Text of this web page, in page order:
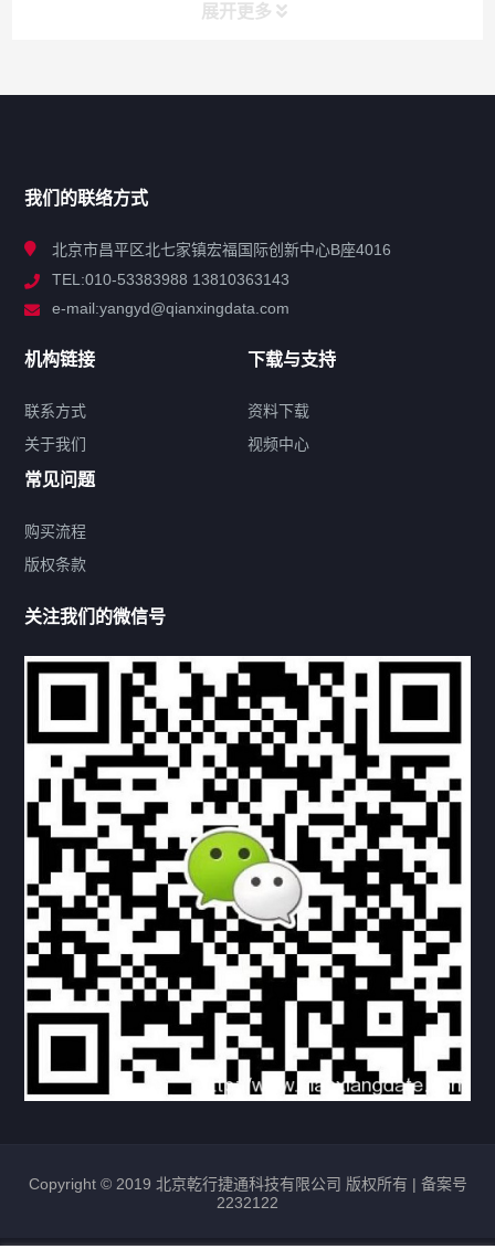
展开更多
解决方案
联系方式
热门标签
机构链接
联系方式 关于我们
下载与支持
资料下载 视频中心
常见问题
购买流程 版权条款
北京乾行捷通荣获阿里巴巴国际站多项年度荣誉，持续引
领ICT与AI行业发展
2025/12/22 531 新闻中心 信创服务器国产服务器
唯一非北美厂商！华为入选2024年Gartner®企业网络技
我们的联络方式
北京市昌平区北七家镇宏福国际创新中心B座4016
TEL:010-53383988 13810363143
e-mail:yangyd@qianxingdata.com
机构链接
联系方式
关于我们
下载与支持
资料下载
视频中心
常见问题
购买流程
版权条款
关注我们的微信号
Copyright © 2019 北京乾行捷通科技有限公司 版权所有 | 备案号
2232122